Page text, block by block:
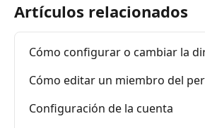
Artículos relacionados
Cómo configurar o cambiar la
Cómo editar un miembro del
Configuración de la cuenta